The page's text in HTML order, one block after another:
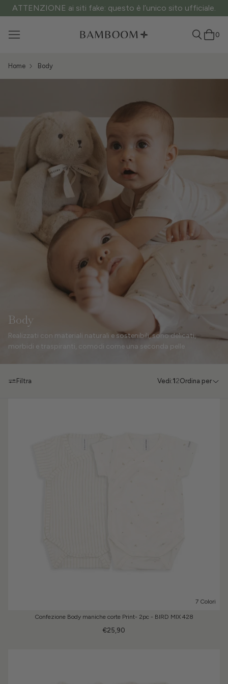
ATTENZIONE ai siti fake: questo è l’unico sito ufficiale.
0
Home Body
Body
Realizzati con materiali naturali e sostenibili, sono delicati,
morbidi e traspiranti, comodi come una seconda pelle
Filtra Vedi:1 2Ordina per
7 Colori
Confezione Body maniche corte Print- 2pc - BIRD MIX 428
€25,90